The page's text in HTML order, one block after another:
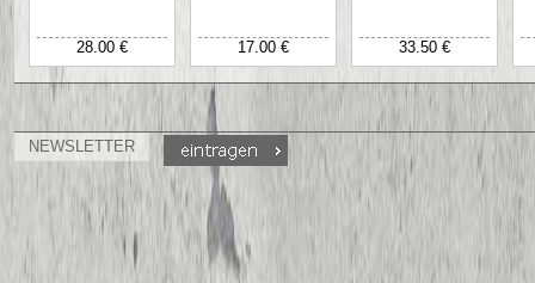
28.00 € 17.00 € 33.50 €
NEWSLETTER